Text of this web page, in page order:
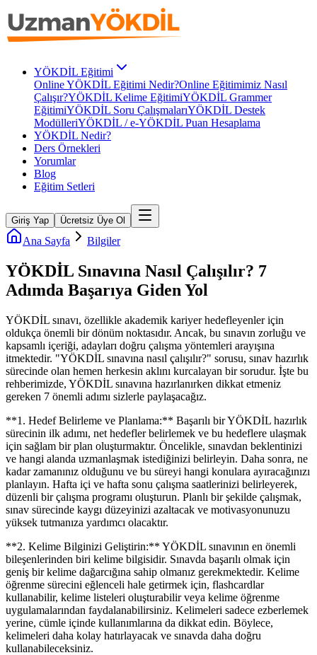
YÖKDİL Eğitimi
Online YÖKDİL Eğitimi Nedir?Online Eğitimimiz Nasıl
Çalışır?YÖKDİL Kelime EğitimiYÖKDİL Grammer
EğitimiYÖKDİL Soru ÇalışmalarıYÖKDİL Destek
ModülleriYÖKDİL / e-YÖKDİL Puan Hesaplama
YÖKDİL Nedir?
Ders Örnekleri
Yorumlar
Blog
Eğitim Setleri
Giriş Yap Ücretsiz Üye Ol
Ana Sayfa Bilgiler
YÖKDİL Sınavına Nasıl Çalışılır? 7
Adımda Başarıya Giden Yol
YÖKDİL sınavı, özellikle akademik kariyer hedefleyenler için
oldukça önemli bir dönüm noktasıdır. Ancak, bu sınavın zorluğu ve
kapsamlı içeriği, adayları doğru çalışma yöntemleri arayışına
itmektedir. "YÖKDİL sınavına nasıl çalışılır?" sorusu, sınav hazırlık
sürecinde olan hemen herkesin aklını kurcalayan bir sorudur. İşte bu
rehberimizde, YÖKDİL sınavına hazırlanırken dikkat etmeniz
gereken 7 önemli adımı sizlerle paylaşacağız.
**1. Hedef Belirleme ve Planlama:** Başarılı bir YÖKDİL hazırlık
sürecinin ilk adımı, net hedefler belirlemek ve bu hedeflere ulaşmak
için sağlam bir plan oluşturmaktır. Öncelikle, sınavdan beklentinizi
ve hangi alanda uzmanlaşmak istediğinizi belirleyin. Daha sonra, ne
kadar zamanınız olduğunu ve bu süreyi hangi konulara ayıracağınızı
planlayın. Hafta içi ve hafta sonu çalışma saatlerinizi belirleyerek,
düzenli bir çalışma programı oluşturun. Planlı bir şekilde çalışmak,
sınav sürecinde kaygı düzeyinizi azaltacak ve motivasyonunuzu
yüksek tutmanıza yardımcı olacaktır.
**2. Kelime Bilginizi Geliştirin:** YÖKDİL sınavının en önemli
bileşenlerinden biri kelime bilgisidir. Sınavda başarılı olmak için
geniş bir kelime dağarcığına sahip olmanız gerekmektedir. Kelime
öğrenme sürecini eğlenceli hale getirmek için, flashcardlar
kullanabilir, kelime listeleri oluşturabilir veya kelime öğrenme
uygulamalarından faydalanabilirsiniz. Kelimeleri sadece ezberlemek
yerine, cümle içinde kullanımlarına da dikkat edin. Böylece,
kelimeleri daha kolay hatırlayacak ve sınavda daha doğru
kullanabileceksiniz.